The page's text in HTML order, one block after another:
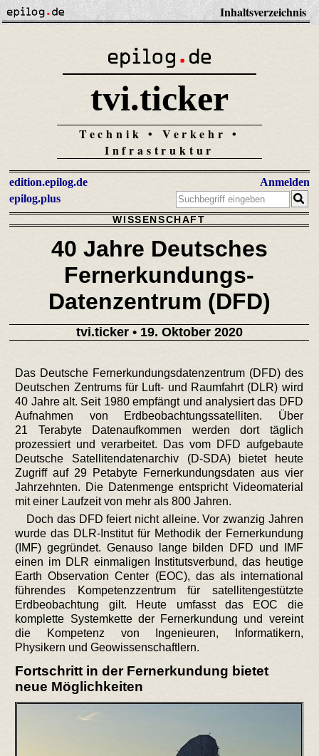
Inhaltsverzeichnis
tvi.ticker
Technik • Verkehr •
Infrastruktur
edition.epilog.de
epilog.plus
Anmelden
WISSENSCHAFT
40 Jahre Deutsches
Fernerkundungs-
Datenzentrum (DFD)
tvi.ticker• 19. Oktober 2020
Das Deutsche Fernerkundungsdatenzentrum (DFD) des
Deutschen Zentrums für Luft- und Raumfahrt (DLR) wird
40 Jahre alt. Seit 1980 empfängt und analysiert das DFD
Aufnahmen von Erdbeobachtungssatelliten. Über
21 Terabyte Datenaufkommen werden dort täglich
prozessiert und verarbeitet. Das vom DFD aufgebaute
Deutsche Satellitendatenarchiv (D-SDA) bietet heute
Zugriff auf 29 Petabyte Fernerkundungsdaten aus vier
Jahrzehnten. Die Datenmenge entspricht Videomaterial
mit einer Laufzeit von mehr als 800 Jahren.
Doch das DFD feiert nicht alleine. Vor zwanzig Jahren
wurde das DLR-Institut für Methodik der Fernerkundung
(IMF) gegründet. Genauso lange bilden DFD und IMF
einen im DLR einmaligen Institutsverbund, das heutige
Earth Observation Center (EOC), das als international
führendes Kompetenzzentrum für satellitengestützte
Erdbeobachtung gilt. Heute umfasst das EOC die
komplette Systemkette der Fernerkundung und vereint
die Kompetenz von Ingenieuren, Informatikern,
Physikern und Geowissenschaftlern.
Fortschritt in der Fernerkundung bietet
neue Möglichkeiten